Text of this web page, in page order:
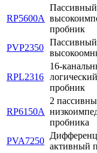
RP5600A
Пассивный
пробник
PVP2350
Пассивный
RPL2316
16-
пробник
RP6150A
2
пробника
PVA7250
активный